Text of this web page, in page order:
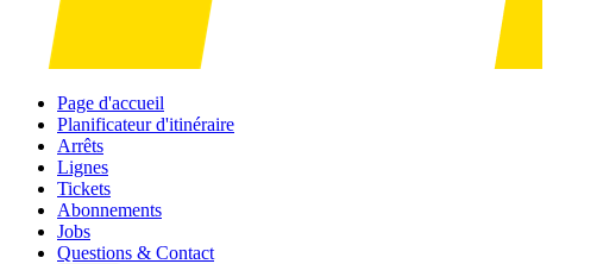
Page d'accueil
Planificateur d'itinéraire
Arrêts
Lignes
Tickets
Abonnements
Jobs
Questions & Contact